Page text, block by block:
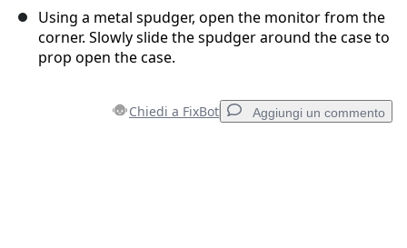
Using a metal spudger, open the monitor from the
corner. Slowly slide the spudger around the case to
prop open the case.
Chiedi a FixBot Aggiungi un commento